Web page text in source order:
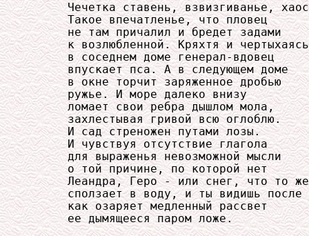
Чечетка ставень, взвизгиванье,
     Такое впечатленье, что пловец
     не там причалил и бредет задами
к возлюбленной. Кряхтя и
     в соседнем доме генерал-вдовец
     впускает пса. А в следующем доме
     в окне торчит заряженное дробью
     ружье. И море далеко внизу
     ломает свои ребра дышлом мола,
     захлестывая гривой всю оглоблю.
     И сад стреножен путами лозы.
     И чувствуя отсутствие глагола
     для выраженья невозможной мысли
     о той причине, по которой нет
Леандра, Геро - или снег, что то
     сползает в воду, и ты видишь после
     как озаряет медленный рассвет
     ее дымящееся паром ложе.